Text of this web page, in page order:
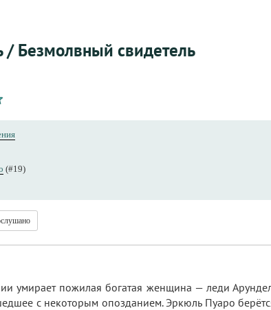
/ Безмолвный свидетель
(#19)
умирает пожилая богатая женщина — леди
с некоторым опозданием. Эркюль Пуаро